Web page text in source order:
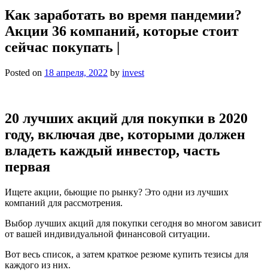
Как заработать во время пандемии?
Акции 36 компаний, которые стоит
сейчас покупать |
Posted on 18 апреля, 2022 by invest
20 лучших акций для покупки в 2020
году, включая две, которыми должен
владеть каждый инвестор, часть
первая
Ищете акции, бьющие по рынку? Это одни из лучших
компаний для рассмотрения.
Выбор лучших акций для покупки сегодня во многом зависит
от вашей индивидуальной финансовой ситуации.
Вот весь список, а затем краткое резюме купить тезисы для
каждого из них.